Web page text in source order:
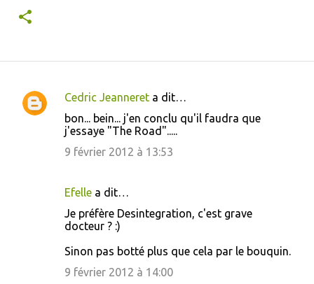
C
Cedric Jeanneret a dit…
bon... bein... j'en conclu qu'il faudra que
j'essaye "The Road".....
9 février 2012 à 13:53
Efelle a dit…
Je préfère Desintegration, c'est grave
docteur ? :)
Sinon pas botté plus que cela par le bouquin.
9 février 2012 à 14:00